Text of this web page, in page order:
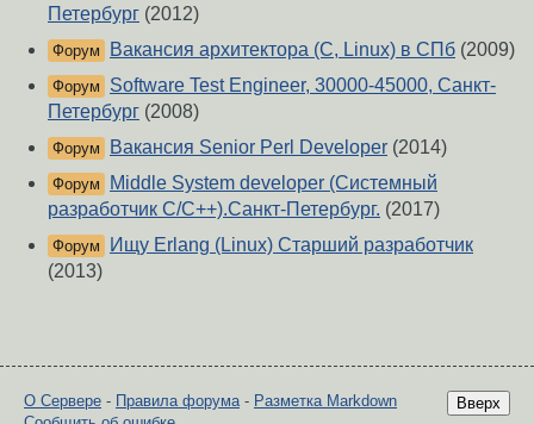
Петербург (2012)
Форум Вакансия архитектора (C, Linux) в СПб (2009)
Форум
Software Test Engineer, 30000-45000, Санкт-
Петербург (2008)
Форум Вакансия Senior Perl Developer (2014)
Форум
Middle System developer (Системный
разработчик C/C++).Санкт-Петербург. (2017)
Форум
Ищу Erlang (Linux) Старший разработчик
(2013)
Вверх
О Сервере - Правила форума- Разметка Markdown